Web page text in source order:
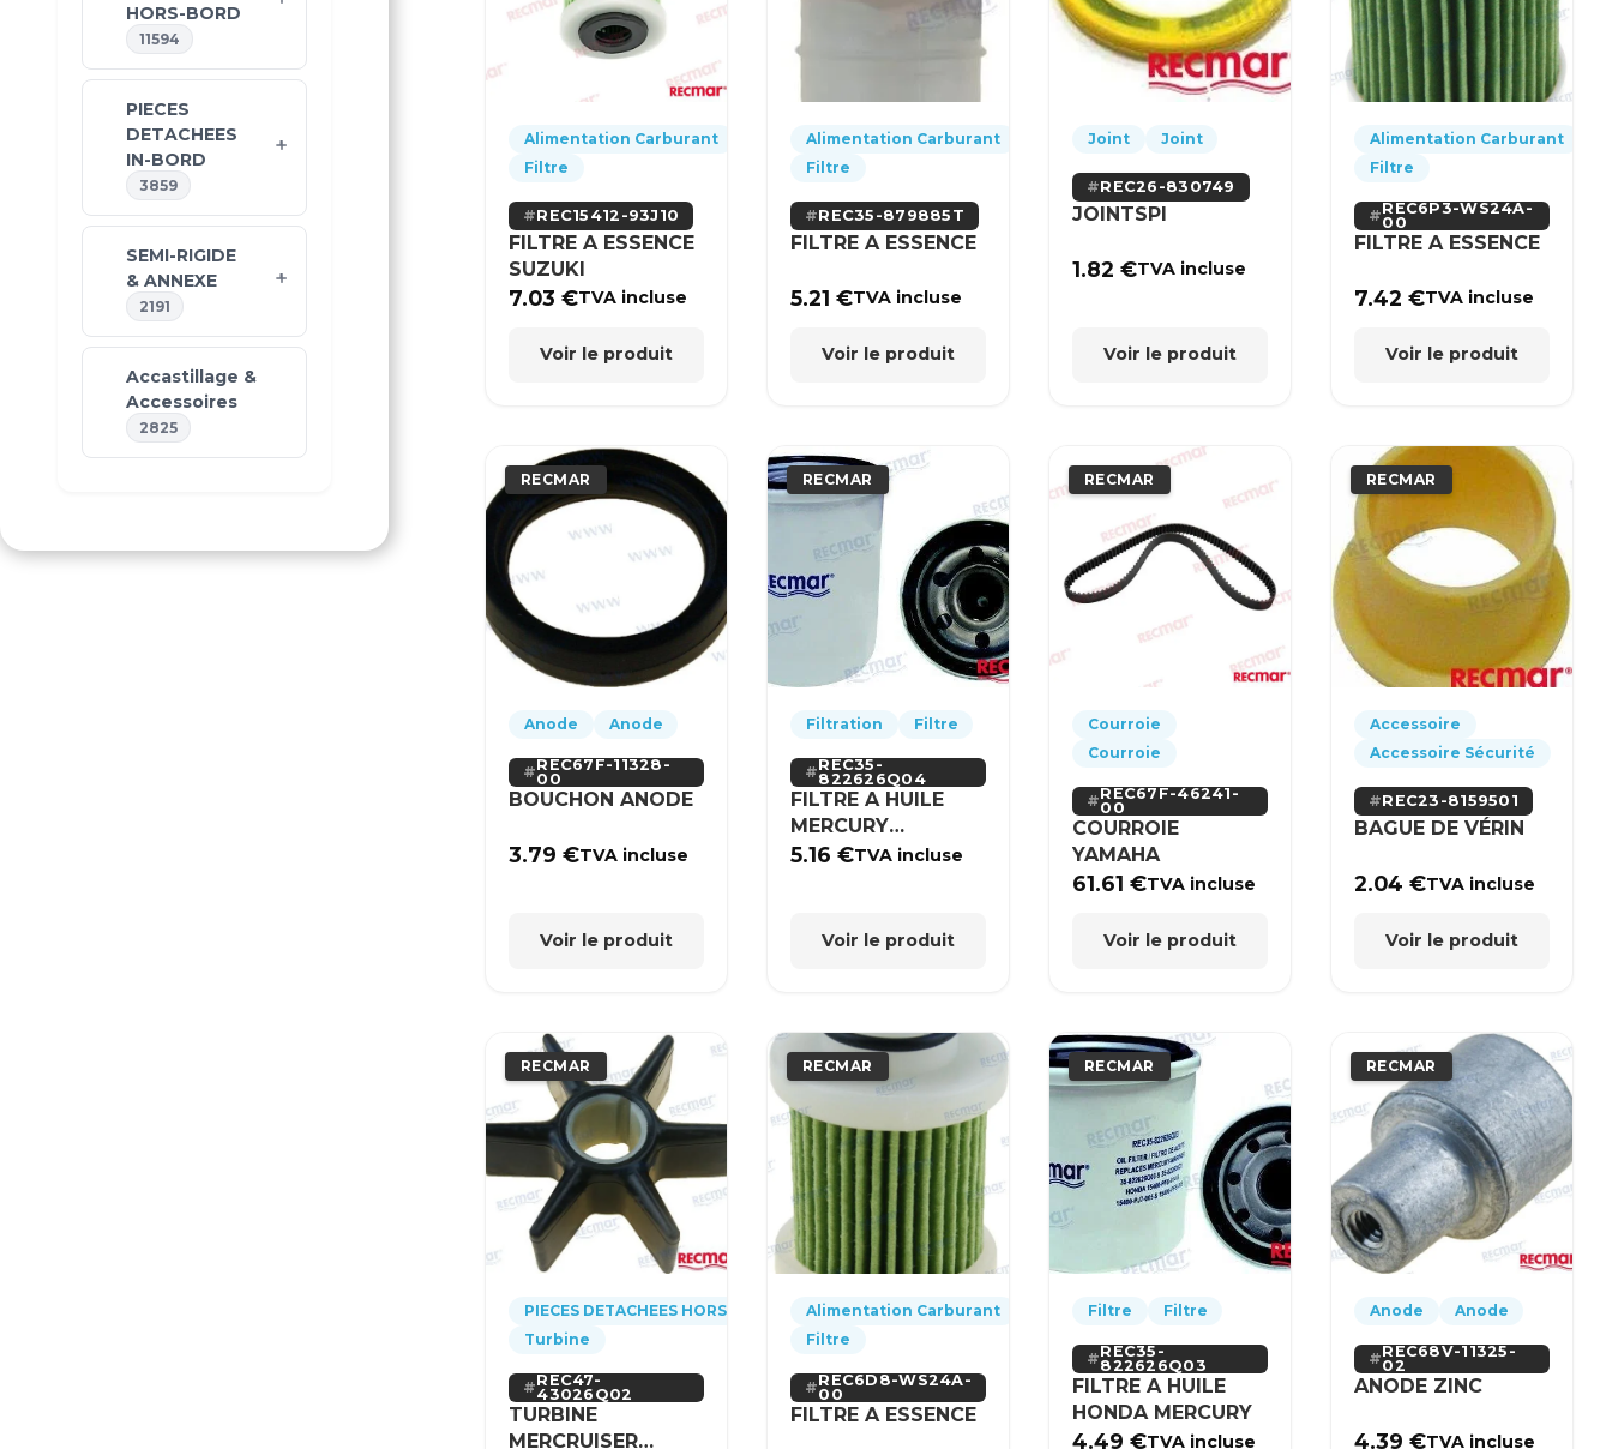
HORS-BORD
11594
PIECES
DETACHEES
IN-BORD
3859
SEMI-RIGIDE
& ANNEXE
2191
Accastillage &
Accessoires
2825
Alimentation Carburant
Filtre
REC15412-93J10
FILTRE A ESSENCE
SUZUKI
7.03€TVA incluse
Voir le produit
Alimentation Carburant
Filtre
REC35-879885T
FILTRE A ESSENCE
5.21€TVA incluse
Voir le produit
Joint Joint
REC26-830749
JOINTSPI
1.82€TVA incluse
Voir le produit
Alimentation Carburant
Filtre
REC6P3-WS24A-
00
FILTRE A ESSENCE
7.42€TVA incluse
Voir le produit
RECMAR
Anode Anode
REC67F-11328-
00
BOUCHON ANODE
3.79€TVA incluse
Voir le produit
RECMAR
Filtration Filtre
REC35-
822626Q04
FILTRE A HUILE
MERCURY
MERCRUISER
5.16€TVA incluse
Voir le produit
RECMAR
Courroie
Courroie
REC67F-46241-
00
COURROIE
YAMAHA
61.61€TVA incluse
Voir le produit
RECMAR
Accessoire
Accessoire Sécurité
REC23-8159501
BAGUE DE VÉRIN
2.04€TVA incluse
Voir le produit
RECMAR
PIECES DETACHEES HORS-BORD
Turbine
REC47-
43026Q02
TURBINE
MERCRUISER
RECMAR
Alimentation Carburant
Filtre
REC6D8-WS24A-
00
FILTRE A ESSENCE
RECMAR
Filtre Filtre
REC35-
822626Q03
FILTRE A HUILE
HONDA MERCURY
4.49€TVA incluse
RECMAR
Anode Anode
REC68V-11325-
02
ANODE ZINC
4.39€TVA incluse